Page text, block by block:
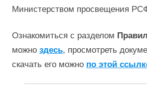
Министерством просвещения
Ознакомиться с разделом
можно здесь, просмотреть
скачать его можно по этой